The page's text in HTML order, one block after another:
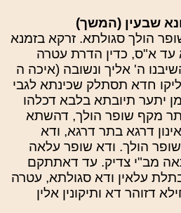
שבעין (המשך)
הולך סגולתא. זרקא בזמנא
עד א"ס, כדין הדרת עטרה
ה' אליך ונשובה (איכה ה
חדא תסתלק שכינתא לגבי
יתער תיובתא בלבא דכלהו
מקף שופר הולך, דהשתא
דרגא בתר דרגא, ודא
הולך. ודא שופר עלאה
מב"י צדיק. עד דאתתקם
עלאין ודא סגולתא, עטרה
דזוהר דא ותיקונין אלין